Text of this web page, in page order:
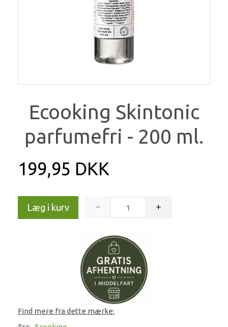
Ecooking Skintonic
parfumefri - 200 ml.
199,95 DKK
Læg i kurv
Find mere fra dette mærke: